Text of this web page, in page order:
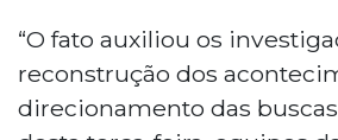
“O fato auxiliou os
reconstrução dos
direcionamento das